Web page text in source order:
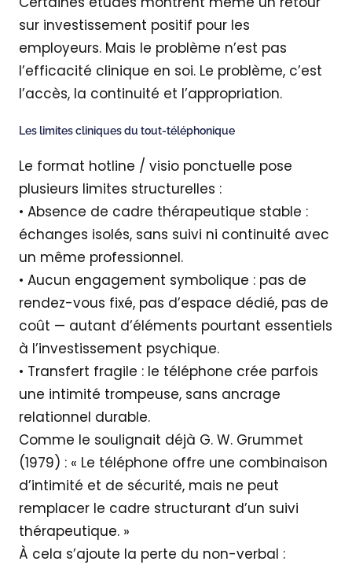
sur investissement positif pour les
employeurs. Mais le problème n’est pas
l’efficacité clinique en soi. Le problème, c’est
l’accès, la continuité et l’appropriation.
Les limites cliniques du tout-téléphonique
Le format hotline / visio ponctuelle pose
plusieurs limites structurelles :
• Absence de cadre thérapeutique stable :
échanges isolés, sans suivi ni continuité avec
un même professionnel.
• Aucun engagement symbolique : pas de
rendez-vous fixé, pas d’espace dédié, pas de
coût — autant d’éléments pourtant essentiels
à l’investissement psychique.
• Transfert fragile : le téléphone crée parfois
une intimité trompeuse, sans ancrage
relationnel durable.
Comme le soulignait déjà G. W. Grummet
(1979) : « Le téléphone offre une combinaison
d’intimité et de sécurité, mais ne peut
remplacer le cadre structurant d’un suivi
thérapeutique. »
À cela s’ajoute la perte du non-verbal :